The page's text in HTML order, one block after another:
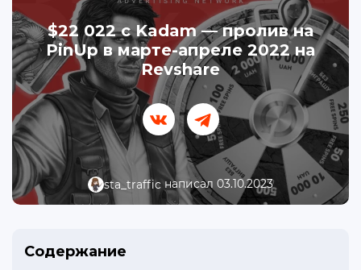
sta_trafficнаписал 03.10.2023
$22 022 c Kadam — пролив на
PinUp в марте-апреле 2022 на
Revshare
Содержание